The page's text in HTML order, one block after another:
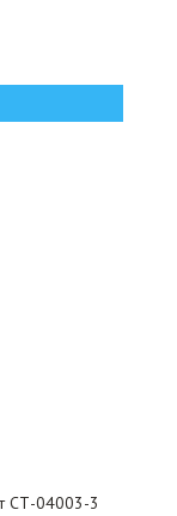
СТ-04003-3